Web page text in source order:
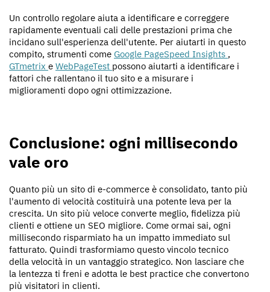
Un controllo regolare aiuta a identificare e correggere
rapidamente eventuali cali delle prestazioni prima che
incidano sull'esperienza dell'utente. Per aiutarti in questo
compito, strumenti come Google PageSpeed ​​Insights ,
GTmetrix e WebPageTest possono aiutarti a identificare i
fattori che rallentano il tuo sito e a misurare i
miglioramenti dopo ogni ottimizzazione.
Conclusione: ogni millisecondo
vale oro
Quanto più un sito di e-commerce è consolidato, tanto più
l'aumento di velocità costituirà una potente leva per la
crescita. Un sito più veloce converte meglio, fidelizza più
clienti e ottiene un SEO migliore. Come ormai sai, ogni
millisecondo risparmiato ha un impatto immediato sul
fatturato. Quindi trasformiamo questo vincolo tecnico
della velocità in un vantaggio strategico. Non lasciare che
la lentezza ti freni e adotta le best practice che convertono
più visitatori in clienti.